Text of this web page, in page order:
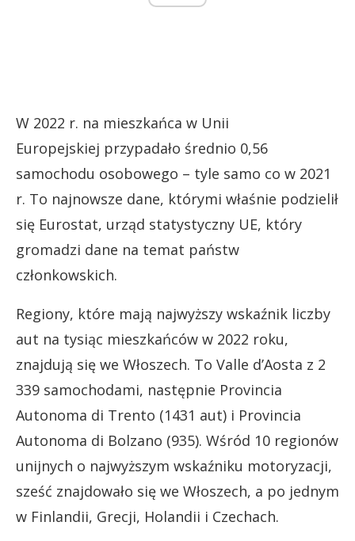
W 2022 r. na mieszkańca w Unii
Europejskiej przypadało średnio 0,56
samochodu osobowego – tyle samo co w 2021
r. To najnowsze dane, którymi właśnie podzielił
się Eurostat, urząd statystyczny UE, który
gromadzi dane na temat państw
członkowskich.
Regiony, które mają najwyższy wskaźnik liczby
aut na tysiąc mieszkańców w 2022 roku,
znajdują się we Włoszech. To Valle d’Aosta z 2
339 samochodami, następnie Provincia
Autonoma di Trento (1431 aut) i Provincia
Autonoma di Bolzano (935). Wśród 10 regionów
unijnych o najwyższym wskaźniku motoryzacji,
sześć znajdowało się we Włoszech, a po jednym
w Finlandii, Grecji, Holandii i Czechach.